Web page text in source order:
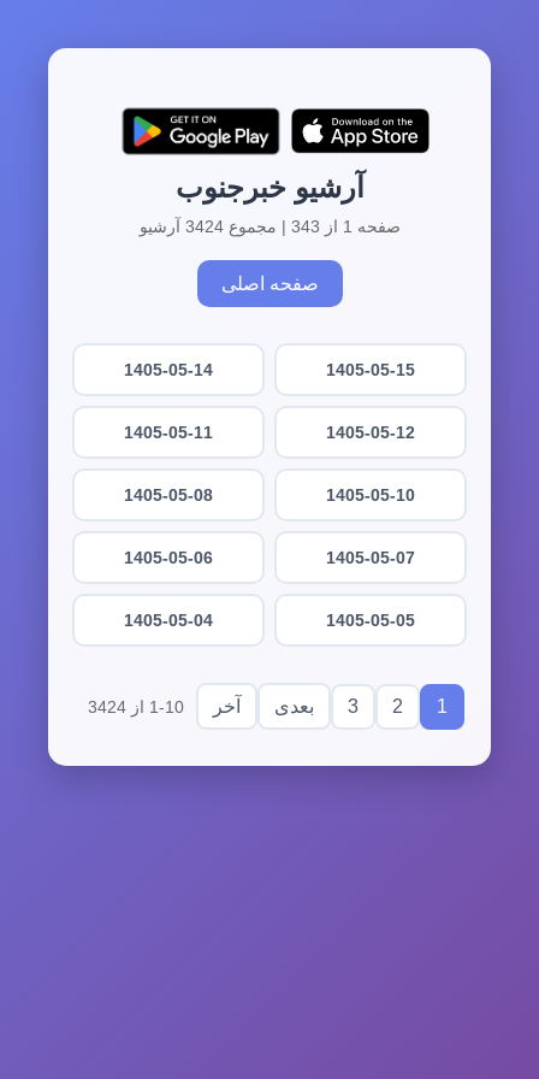
آرشیو خبرجنوب
صفحه 1 از 343 | مجموع 3424 آرشیو
صفحه اصلی
1405-05-15
1405-05-14
1405-05-12
1405-05-11
1405-05-10
1405-05-08
1405-05-07
1405-05-06
1405-05-05
1405-05-04
1
2
3 بعدی آخر 1-10 از 3424